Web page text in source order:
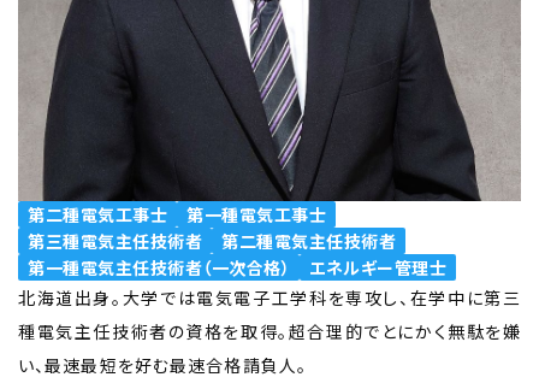
第二種電気工事士
第一種電気工事士
第三種電気主任技術者
第二種電気主任技術者
第一種電気主任技術者（一次合格）
エネルギー管理士
北海道出身。大学では電気電子工学科を専攻し、在学中に第三
種電気主任技術者の資格を取得。超合理的でとにかく無駄を嫌
い、最速最短を好む最速合格請負人。